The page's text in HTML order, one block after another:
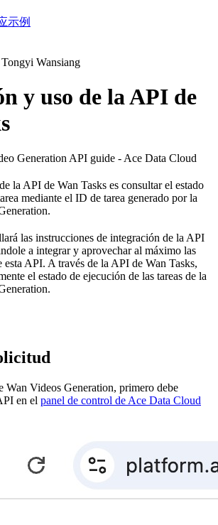
示例
Wansiang
y uso de la API de
Generation API guide - Ace Data Cloud
la API de Wan Tasks es consultar el estado
mediante el ID de tarea generado por la
las instrucciones de integración de la API
a integrar y aprovechar al máximo las
esta API. A través de la API de Wan Tasks,
el estado de ejecución de las tareas de la
Wan Videos Generation, primero debe
en el panel de control de Ace Data Cloud